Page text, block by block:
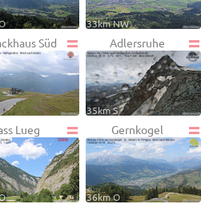
33km NW
Süd Adlersruhe
35km S
Lueg Gernkogel
36km O